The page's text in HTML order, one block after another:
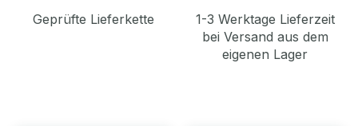
Geprüfte Lieferkette
1-3 Werktage Lieferzeit
bei Versand aus dem
eigenen Lager